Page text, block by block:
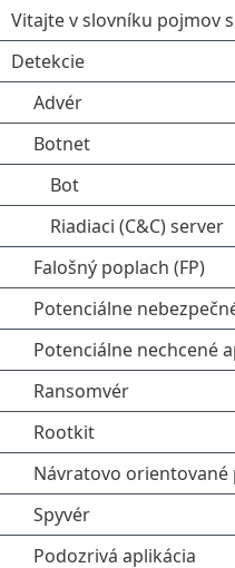
Vitajte v slovníku pojmov
Detekcie
Advér
Botnet
Bot
Riadiaci (C&C) server
Falošný poplach (FP)
Potenciálne
Potenciálne nechcené
Ransomvér
Rootkit
Návratovo
Spyvér
Podozrivá aplikácia